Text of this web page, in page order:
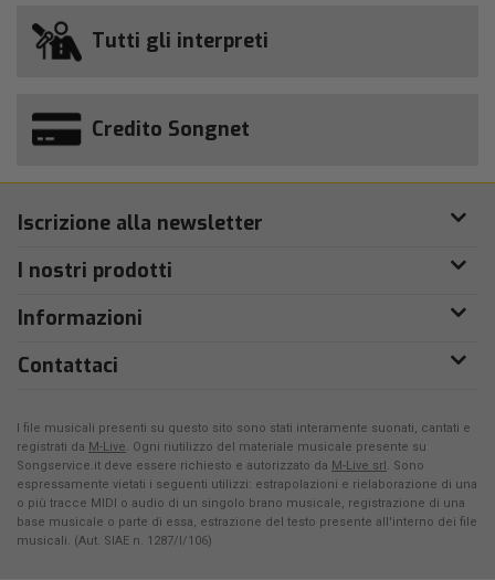
Tutti gli interpreti
Credito Songnet
Iscrizione alla newsletter
I nostri prodotti
Informazioni
Contattaci
I file musicali presenti su questo sito sono stati interamente suonati, cantati e
registrati da M-Live. Ogni riutilizzo del materiale musicale presente su
Songservice.it deve essere richiesto e autorizzato da M-Live srl . Sono
espressamente vietati i seguenti utilizzi: estrapolazioni e rielaborazione di una
o più tracce MIDI o audio di un singolo brano musicale, registrazione di una
base musicale o parte di essa, estrazione del testo presente all'interno dei file
musicali. (Aut. SIAE n. 1287/I/106)